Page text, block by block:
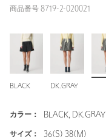
商品番号 8719-2-020021
BLACK DK.GRAY
カラー： BLACK, DK.GRAY
サイズ： 36(S) 38(M)